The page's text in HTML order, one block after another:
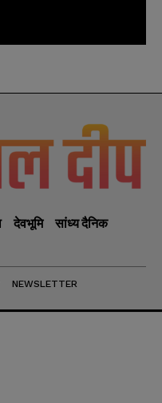
देवभूमि
सांध्य दैनिक
NEWSLETTER